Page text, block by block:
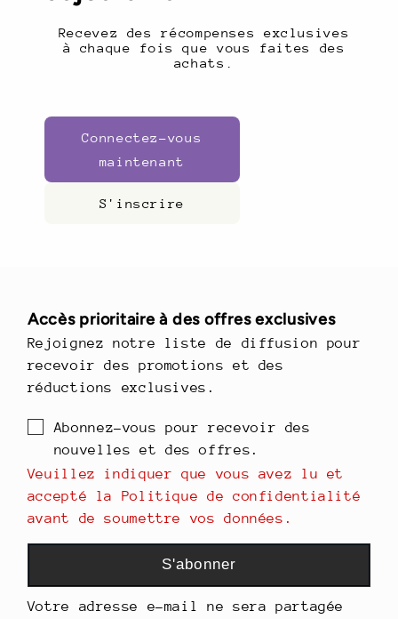
Recevez des récompenses exclusives
à chaque fois que vous faites des
achats.
Connectez-vous
maintenant
S'inscrire
Accès prioritaire à des offres exclusives
Rejoignez notre liste de diffusion pour
recevoir des promotions et des
réductions exclusives.
Abonnez-vous pour recevoir des
nouvelles et des offres.
Veuillez indiquer que vous avez lu et
accepté la Politique de confidentialité
avant de soumettre vos données.
S'abonner
Votre adresse e-mail ne sera partagée